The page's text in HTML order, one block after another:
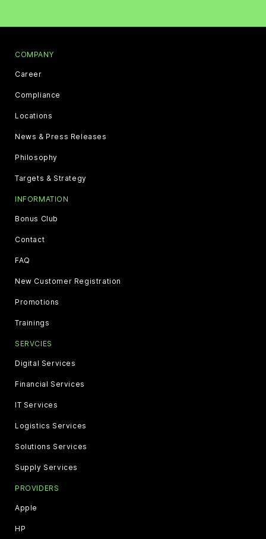
COMPANY
Career
Compliance
Locations
News & Press Releases
Philosophy
Targets & Strategy
INFORMATION
Bonus Club
Contact
FAQ
New Customer Registration
Promotions
Trainings
SERVCIES
Digital Services
Financial Services
IT Services
Logistics Services
Solutions Services
Supply Services
PROVIDERS
Apple
HP